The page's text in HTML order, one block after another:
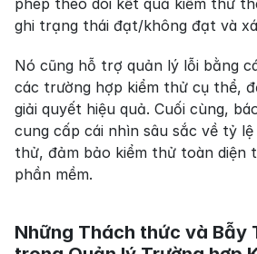
phép theo dõi kết quả kiểm thử
ghi trạng thái đạt/không đạt và
Nó cũng hỗ trợ quản lý lỗi bằng
các trường hợp kiểm thử cụ thể,
giải quyết hiệu quả. Cuối cùng,
cung cấp cái nhìn sâu sắc về tỷ
thử, đảm bảo kiểm thử toàn diện
phần mềm.
Những Thách thức và Bẫy